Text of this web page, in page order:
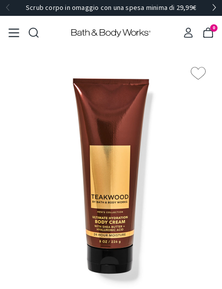
Scrub corpo in omaggio con una spesa minima di 29,99€
0